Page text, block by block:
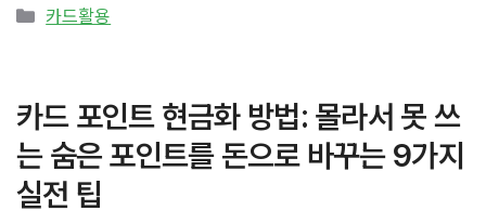
카
카드활용
카드 포인트 현금화 방법: 몰라서 못 쓰
는 숨은 포인트를 돈으로 바꾸는 9가지
실전 팁